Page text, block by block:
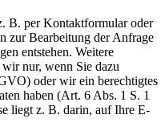
B. per Kontaktformular oder
zur Bearbeitung der Anfrage
entstehen. Weitere
nur, wenn Sie dazu
oder wir ein berechtigtes
haben (Art. 6 Abs. 1 S. 1
liegt z. B. darin, auf Ihre E-